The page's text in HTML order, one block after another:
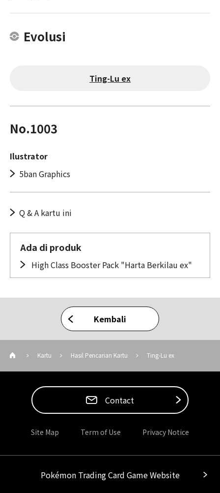
Evolusi
Ting-Lu ex
No.1003
Ilustrator
5ban Graphics
Q & A kartu ini
Ada di produk
High Class Booster Pack "Harta Berkilau ex"
Kembali
Kartu Hasil Pencarian Kartu Ting-Lu ex
Contact
Site Map Term of Use Privacy Notice
Pokémon Trading Card Game Website